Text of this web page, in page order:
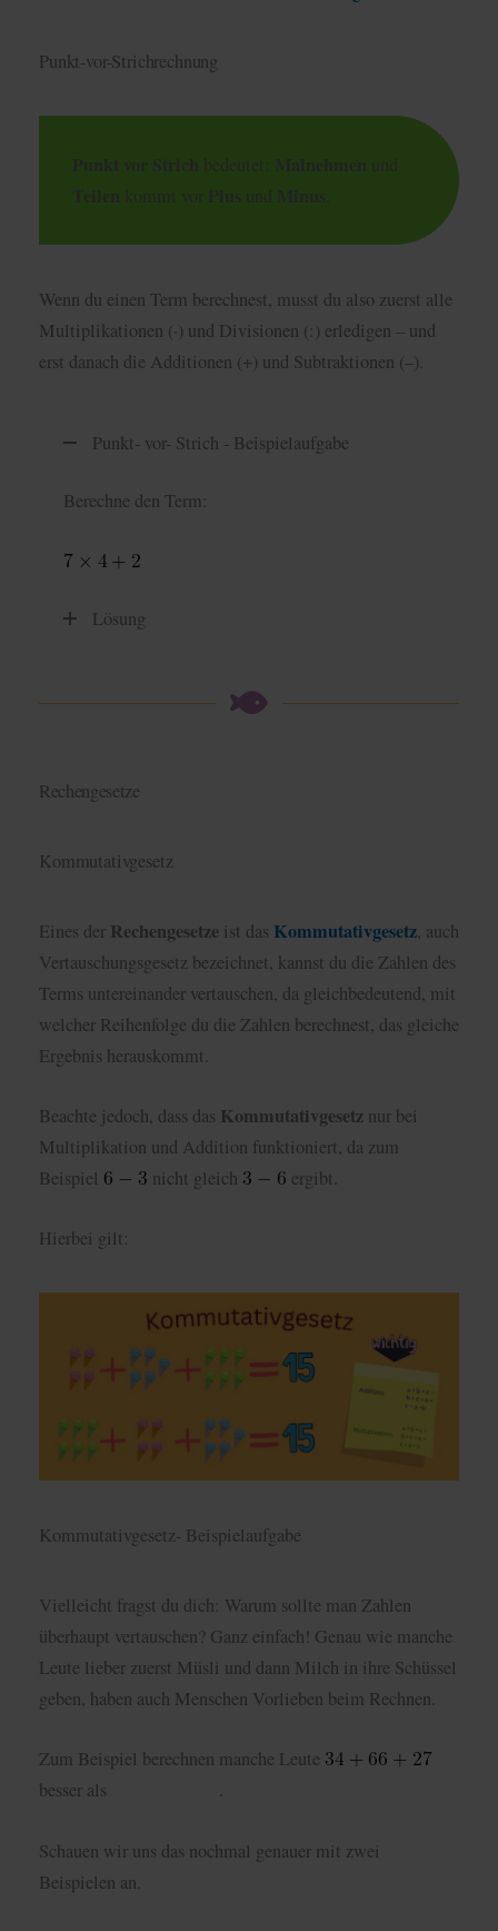
Punkt-vor-Strichrechnung
Wenn du einen Term berechnest, musst du also zuerst alle
Multiplikationen (·) und Divisionen (:) erledigen – und
erst danach die Additionen (+) und Subtraktionen (–).
Punkt- vor- Strich - Beispielaufgabe
Berechne den Term:
Lösung
Rechengesetze
Kommutativgesetz
Eines der Rechengesetze ist das Kommutativgesetz, auch
Vertauschungsgesetz bezeichnet, kannst du die Zahlen des
Terms untereinander vertauschen, da gleichbedeutend, mit
welcher Reihenfolge du die Zahlen berechnest, das gleiche
Ergebnis herauskommt.
Beachte jedoch, dass das Kommutativgesetz nur bei
Multiplikation und Addition funktioniert, da zum
Beispiel
nicht gleich ergibt.
Hierbei gilt:
Kommutativgesetz- Beispielaufgabe
Vielleicht fragst du dich: Warum sollte man Zahlen
überhaupt vertauschen? Ganz einfach! Genau wie manche
Leute lieber zuerst Müsli und dann Milch in ihre Schüssel
geben, haben auch Menschen Vorlieben beim Rechnen.
Zum Beispiel berechnen manche Leute
besser als
Schauen wir uns das nochmal genauer mit zwei
Beispielen an.